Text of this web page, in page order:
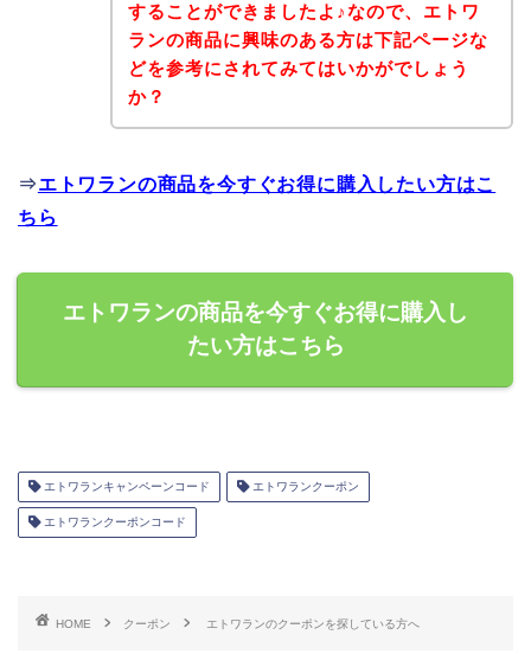
することができましたよ♪なので、エトワ
ランの商品に興味のある方は下記ページな
どを参考にされてみてはいかがでしょう
か？
⇒エトワランの商品を今すぐお得に購入したい方はこ
ちら
エトワランの商品を今すぐお得に購入し
たい方はこちら
エトワランキャンペーンコード エトワランクーポン
エトワランクーポンコード
HOME クーポン エトワランのクーポンを探している方へ